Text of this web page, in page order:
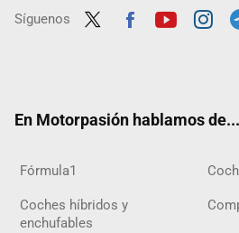
Síguenos
En Motorpasión hablamos de...
Fórmula1
Coches híbridos y
enchufables